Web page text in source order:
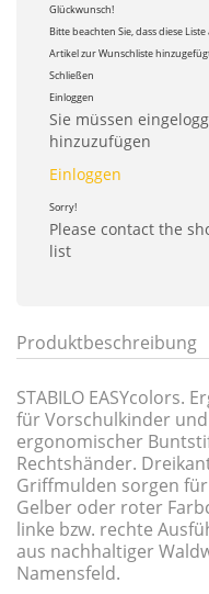
Glückwunsch!
Bitte beachten Sie, dass diese
Artikel zur Wunschliste
Schließen
Einloggen
Sie müssen
hinzuzufügen
Einloggen
Sorry!
Please contact the
list
Produktbeschreibung
STABILO EASYcolors.
für Vorschulkinder
ergonomischer
Rechtshänder.
Griffmulden sorgen
Gelber oder roter
linke bzw. rechte
aus nachhaltiger
Namensfeld.